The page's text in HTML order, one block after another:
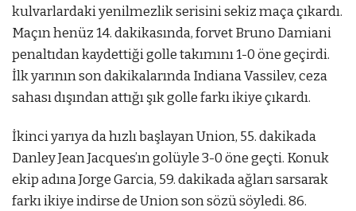
kulvarlardaki yenilmezlik serisini sekiz maça çıkardı.
Maçın henüz 14. dakikasında, forvet Bruno Damiani
penaltıdan kaydettiği golle takımını 1-0 öne geçirdi.
İlk yarının son dakikalarında Indiana Vassilev, ceza
sahası dışından attığı şık golle farkı ikiye çıkardı.
İkinci yarıya da hızlı başlayan Union, 55. dakikada
Danley Jean Jacques’ın golüyle 3-0 öne geçti. Konuk
ekip adına Jorge Garcia, 59. dakikada ağları sarsarak
farkı ikiye indirse de Union son sözü söyledi. 86.